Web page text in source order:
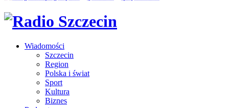
Wiadomości
Szczecin
Region
Polska i świat
Sport
Kultura
Biznes